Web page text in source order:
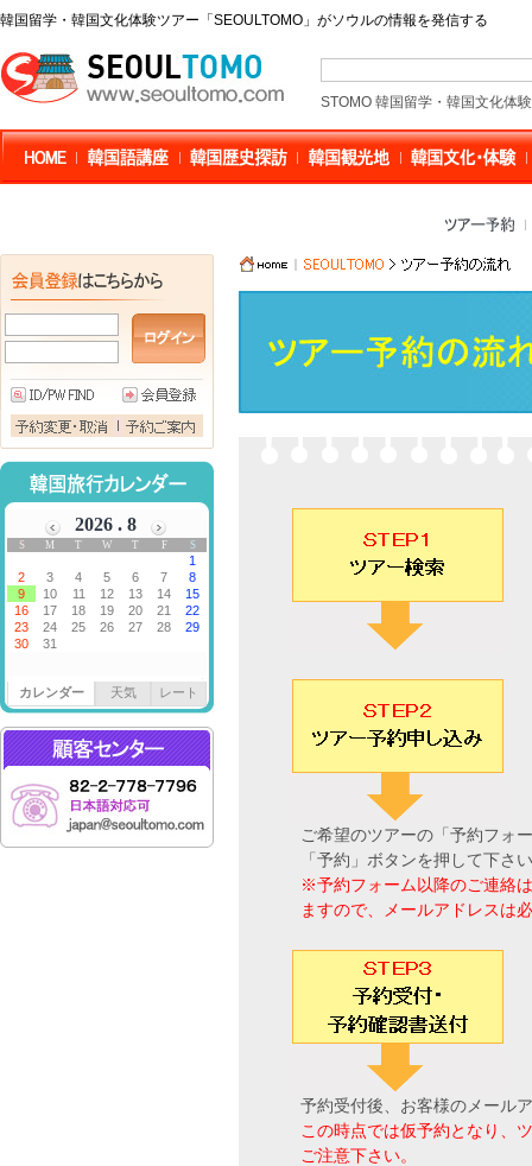
韓国留学・韓国文化体験ツアー「SEOULTOMO」がソウルの情報を発信する
STOMO 韓国留学・韓国文化体
カレンダー 天気 レート
ご希望のツアーの「予約フォ
「予約」ボタンを押して下さ
※予約フォーム以降のご連絡
ますので、メールアドレスは
予約受付後、お客様のメール
この時点では仮予約となり、
ご注意下さい。